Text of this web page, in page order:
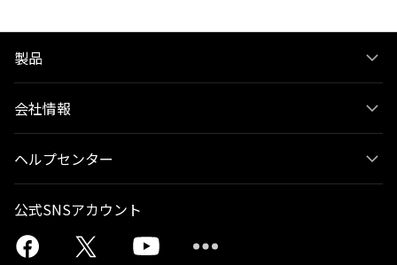
製品
会社情報
ヘルプセンター
公式SNSアカウント